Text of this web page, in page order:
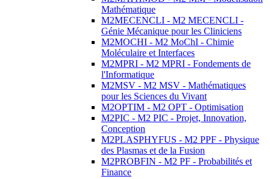
Mathématique
M2MECENCLI - M2 MECENCLI -
Génie Mécanique pour les Cliniciens
M2MOCHI - M2 MoChI - Chimie
Moléculaire et Interfaces
M2MPRI - M2 MPRI - Fondements de
l'Informatique
M2MSV - M2 MSV - Mathématiques
pour les Sciences du Vivant
M2OPTIM - M2 OPT - Optimisation
M2PIC - M2 PIC - Projet, Innovation,
Conception
M2PLASPHYFUS - M2 PPF - Physique
des Plasmas et de la Fusion
M2PROBFIN - M2 PF - Probabilités et
Finance